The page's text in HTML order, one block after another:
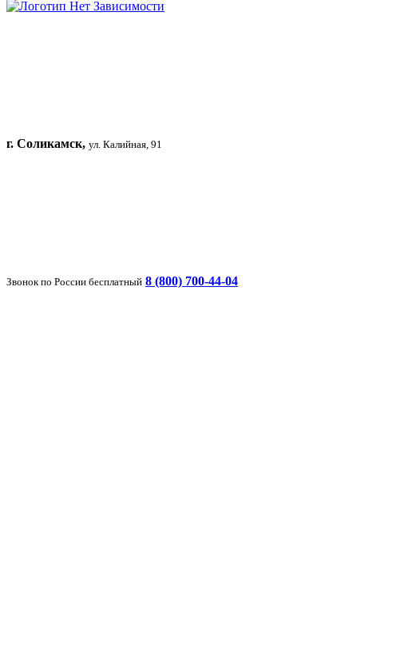
г. Соликамск, ул. Калийная, 91
Звонок по России бесплатный 8 (800) 700-44-04